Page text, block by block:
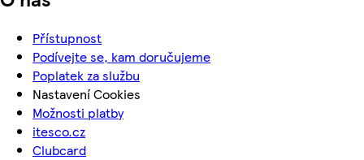
Přístupnost
Podívejte se, kam doručujeme
Poplatek za službu
Nastavení Cookies
Možnosti platby
itesco.cz
Clubcard